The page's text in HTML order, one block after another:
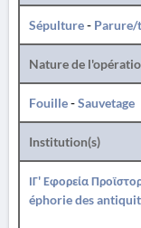
Sépulture-
Nature de
Fouille-Sauvetage
Institution(s)
ΙΓ' Εφορεία
éphorie des